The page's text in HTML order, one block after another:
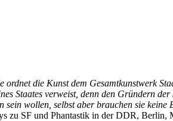
die Kunst dem Gesamtkunstwerk
Staates verweist, denn den Gründern der
wollen, selbst aber brauchen sie keine
zu SF und Phantastik in der DDR, Berlin,